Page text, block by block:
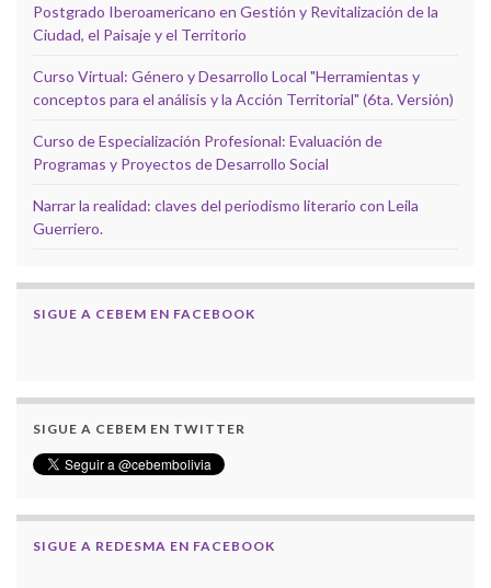
Postgrado Iberoamericano en Gestión y Revitalización de la
Ciudad, el Paisaje y el Territorio
Curso Virtual: Género y Desarrollo Local "Herramientas y
conceptos para el análisis y la Acción Territorial" (6ta. Versión)
Curso de Especialización Profesional: Evaluación de
Programas y Proyectos de Desarrollo Social
Narrar la realidad: claves del periodismo literario con Leila
Guerriero.
SIGUE A CEBEM EN FACEBOOK
SIGUE A CEBEM EN TWITTER
SIGUE A REDESMA EN FACEBOOK